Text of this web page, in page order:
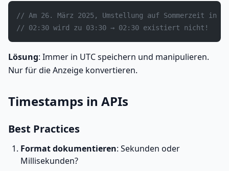
// Am 26. März 2025, Umstellung auf Sommerzeit in
// 02:30 wird zu 03:30 → 02:30 existiert nicht!
Lösung: Immer in UTC speichern und manipulieren.
Nur für die Anzeige konvertieren.
Timestamps in APIs
Best Practices
Format dokumentieren: Sekunden oder
Millisekunden?